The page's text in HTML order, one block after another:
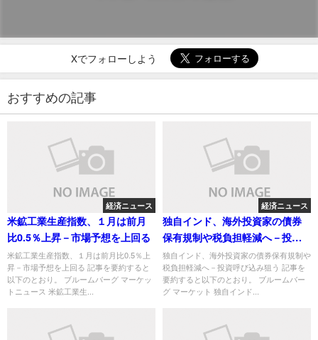
Xでフォローしよう
おすすめの記事
経済ニュース
米鉱工業生産指数、１月は前月
比0.5％上昇－市場予想を上回る
米鉱工業生産指数、１月は前月比0.5％上
昇－市場予想を上回る 記事を要約すると
以下のとおり。 ブルームバーグ マーケッ
トニュース 米鉱工業生...
経済ニュース
独自インド、海外投資家の債券
保有規制や税負担軽減へ－投資
呼び込み狙う
独自インド、海外投資家の債券保有規制や
税負担軽減へ－投資呼び込み狙う 記事を
要約すると以下のとおり。 ブルームバー
グ マーケット 独自インド...